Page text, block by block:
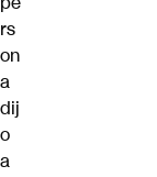
rs
on
a
dij
o
a